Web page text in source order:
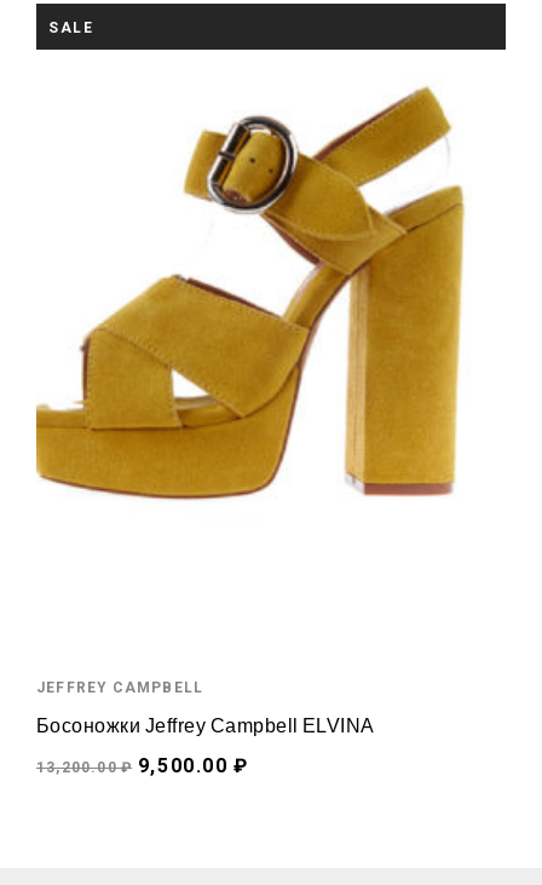
SALE
JEFFREY CAMPBELL
Босоножки Jeffrey Campbell ELVINA
13,200.00 ₽ 9,500.00 ₽